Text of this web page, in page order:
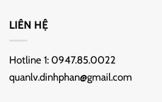
LIÊN HỆ
Hotline 1: 0947.85.0022
quanlv.dinhphan@gmail.com